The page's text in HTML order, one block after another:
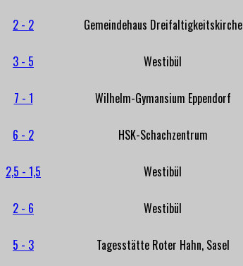
2 - 2 Gemeindehaus Dreifaltigkeitskirche
3 - 5 Westibül
7 - 1 Wilhelm-Gymansium Eppendorf
6 - 2 HSK-Schachzentrum
2,5 - 1,5 Westibül
2 - 6 Westibül
5 - 3 Tagesstätte Roter Hahn, Sasel